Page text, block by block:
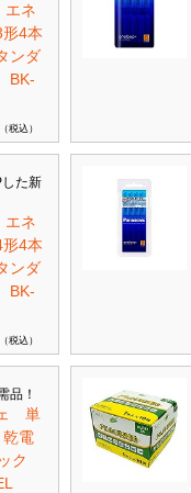
ネ
4本
ンダ
BK-
（税込）
た新
ネ
4本
ンダ
BK-
（税込）
品！
単
乾電
ク